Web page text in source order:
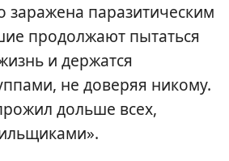
заражена паразитическим
продолжают пытаться
и держатся
не доверяя никому.
дольше всех,